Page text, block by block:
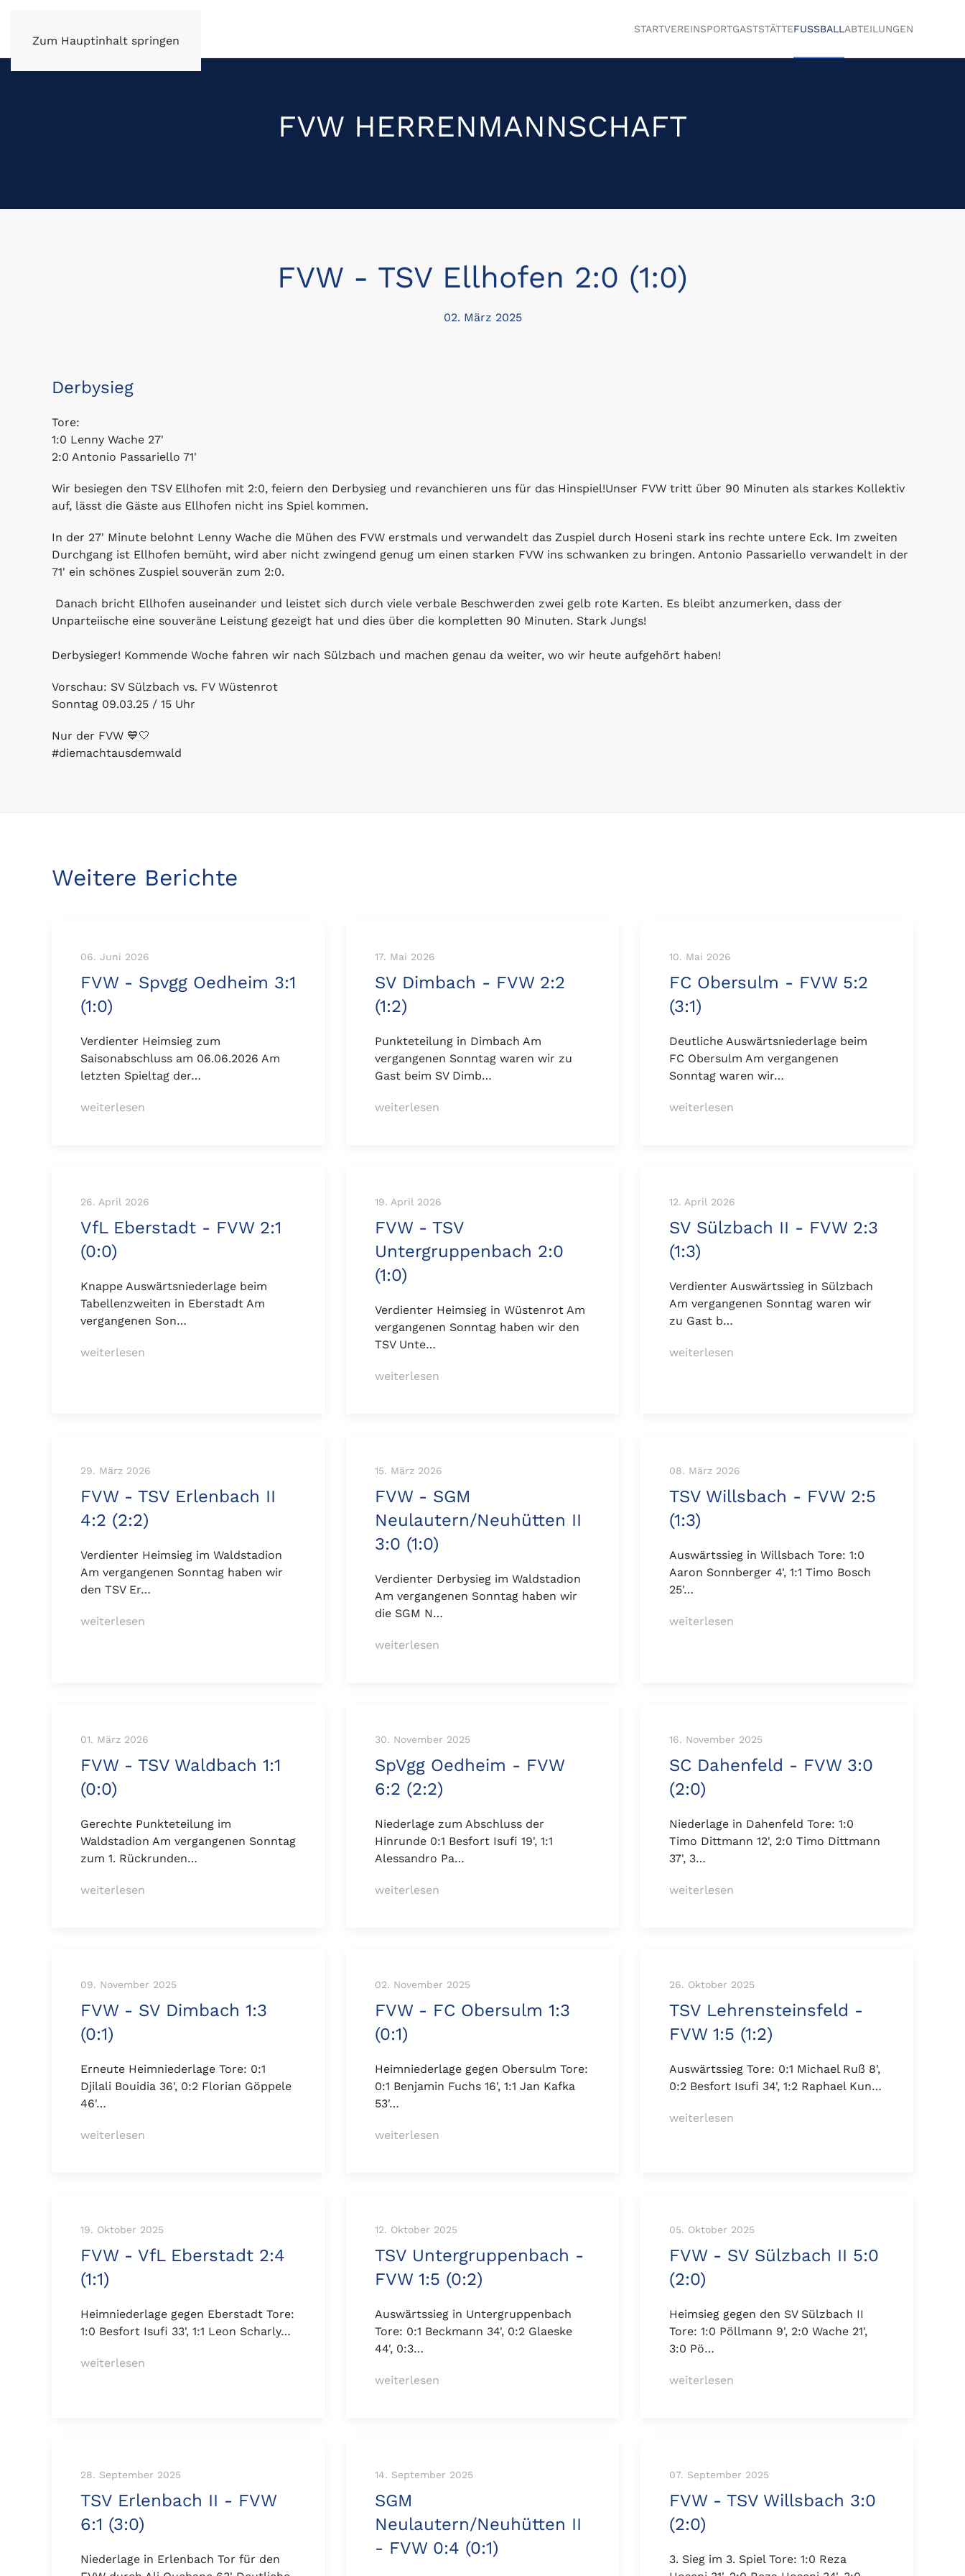
Zum Hauptinhalt springen
STARTVEREINSPORTGASTSTÄTTEFUSSBALL ABTEILUNGEN
FVW HERRENMANNSCHAFT
FVW - TSV Ellhofen 2:0 (1:0)
02. März 2025
Derbysieg
Tore:
1:0 Lenny Wache 27'
2:0 Antonio Passariello 71'
Wir besiegen den TSV Ellhofen mit 2:0, feiern den Derbysieg und revanchieren uns für das Hinspiel!Unser FVW tritt über 90 Minuten als starkes Kollektiv
auf, lässt die Gäste aus Ellhofen nicht ins Spiel kommen.
In der 27' Minute belohnt Lenny Wache die Mühen des FVW erstmals und verwandelt das Zuspiel durch Hoseni stark ins rechte untere Eck. Im zweiten
Durchgang ist Ellhofen bemüht, wird aber nicht zwingend genug um einen starken FVW ins schwanken zu bringen. Antonio Passariello verwandelt in der
71' ein schönes Zuspiel souverän zum 2:0.
Danach bricht Ellhofen auseinander und leistet sich durch viele verbale Beschwerden zwei gelb rote Karten. Es bleibt anzumerken, dass der
Unparteiische eine souveräne Leistung gezeigt hat und dies über die kompletten 90 Minuten. Stark Jungs!
Derbysieger! Kommende Woche fahren wir nach Sülzbach und machen genau da weiter, wo wir heute aufgehört haben!
Vorschau: SV Sülzbach vs. FV Wüstenrot
Sonntag 09.03.25 / 15 Uhr
Nur der FVW 💙🤍
#diemachtausdemwald
Weitere Berichte
06. Juni 2026
FVW - Spvgg Oedheim 3:1
(1:0)
Verdienter Heimsieg zum
Saisonabschluss am 06.06.2026 Am
letzten Spieltag der…
weiterlesen
17. Mai 2026
SV Dimbach - FVW 2:2
(1:2)
Punkteteilung in Dimbach Am
vergangenen Sonntag waren wir zu
Gast beim SV Dimb…
weiterlesen
10. Mai 2026
FC Obersulm - FVW 5:2
(3:1)
Deutliche Auswärtsniederlage beim
FC Obersulm Am vergangenen
Sonntag waren wir…
weiterlesen
26. April 2026
VfL Eberstadt - FVW 2:1
(0:0)
Knappe Auswärtsniederlage beim
Tabellenzweiten in Eberstadt Am
vergangenen Son…
weiterlesen
19. April 2026
FVW - TSV
Untergruppenbach 2:0
(1:0)
Verdienter Heimsieg in Wüstenrot Am
vergangenen Sonntag haben wir den
TSV Unte…
weiterlesen
12. April 2026
SV Sülzbach II - FVW 2:3
(1:3)
Verdienter Auswärtssieg in Sülzbach
Am vergangenen Sonntag waren wir
zu Gast b…
weiterlesen
29. März 2026
FVW - TSV Erlenbach II
4:2 (2:2)
Verdienter Heimsieg im Waldstadion
Am vergangenen Sonntag haben wir
den TSV Er…
weiterlesen
15. März 2026
FVW - SGM
Neulautern/Neuhütten II
3:0 (1:0)
Verdienter Derbysieg im Waldstadion
Am vergangenen Sonntag haben wir
die SGM N…
weiterlesen
08. März 2026
TSV Willsbach - FVW 2:5
(1:3)
Auswärtssieg in Willsbach Tore: 1:0
Aaron Sonnberger 4', 1:1 Timo Bosch
25'…
weiterlesen
01. März 2026
FVW - TSV Waldbach 1:1
(0:0)
Gerechte Punkteteilung im
Waldstadion Am vergangenen Sonntag
zum 1. Rückrunden…
weiterlesen
30. November 2025
SpVgg Oedheim - FVW
6:2 (2:2)
Niederlage zum Abschluss der
Hinrunde 0:1 Besfort Isufi 19', 1:1
Alessandro Pa…
weiterlesen
16. November 2025
SC Dahenfeld - FVW 3:0
(2:0)
Niederlage in Dahenfeld Tore: 1:0
Timo Dittmann 12', 2:0 Timo Dittmann
37', 3…
weiterlesen
09. November 2025
FVW - SV Dimbach 1:3
(0:1)
Erneute Heimniederlage Tore: 0:1
Djilali Bouidia 36', 0:2 Florian Göppele
46'…
weiterlesen
02. November 2025
FVW - FC Obersulm 1:3
(0:1)
Heimniederlage gegen Obersulm Tore:
0:1 Benjamin Fuchs 16', 1:1 Jan Kafka
53'…
weiterlesen
26. Oktober 2025
TSV Lehrensteinsfeld -
FVW 1:5 (1:2)
Auswärtssieg Tore: 0:1 Michael Ruß 8',
0:2 Besfort Isufi 34', 1:2 Raphael Kun…
weiterlesen
19. Oktober 2025
FVW - VfL Eberstadt 2:4
(1:1)
Heimniederlage gegen Eberstadt Tore:
1:0 Besfort Isufi 33', 1:1 Leon Scharly…
weiterlesen
12. Oktober 2025
TSV Untergruppenbach -
FVW 1:5 (0:2)
Auswärtssieg in Untergruppenbach
Tore: 0:1 Beckmann 34', 0:2 Glaeske
44', 0:3…
weiterlesen
05. Oktober 2025
FVW - SV Sülzbach II 5:0
(2:0)
Heimsieg gegen den SV Sülzbach II
Tore: 1:0 Pöllmann 9', 2:0 Wache 21',
3:0 Pö…
weiterlesen
28. September 2025
TSV Erlenbach II - FVW
6:1 (3:0)
Niederlage in Erlenbach Tor für den
14. September 2025
SGM
Neulautern/Neuhütten II
- FVW 0:4 (0:1)
07. September 2025
FVW - TSV Willsbach 3:0
(2:0)
3. Sieg im 3. Spiel Tore: 1:0 Reza